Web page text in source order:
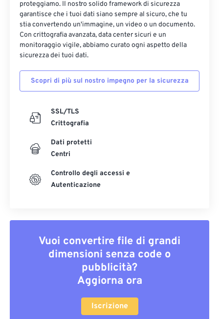
proteggiamo. Il nostro solido framework di sicurezza
garantisce che i tuoi dati siano sempre al sicuro, che tu
stia convertendo un'immagine, un video o un documento.
Con crittografia avanzata, data center sicuri e un
monitoraggio vigile, abbiamo curato ogni aspetto della
sicurezza dei tuoi dati.
Scopri di più sul nostro impegno per la sicurezza
SSL/TLS
Crittografia
Dati protetti
Centri
Controllo degli accessi e
Autenticazione
Vuoi convertire file di grandi
dimensioni senza code o
pubblicità?
Aggiorna ora
Iscrizione